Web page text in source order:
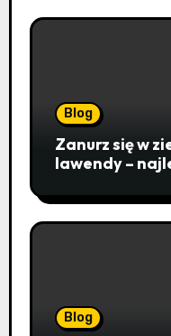
Blog
Zanurz się w
lawendy –
beskidzkiego
Blog